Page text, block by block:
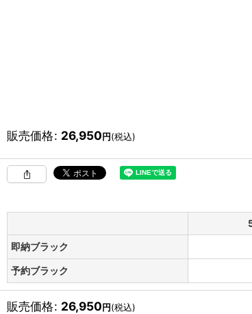
販売価格: 26,950円(税込)
即納ブラック
予約ブラック
販売価格: 26,950円(税込)